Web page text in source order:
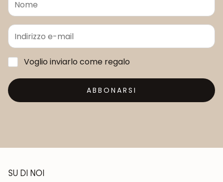
Voglio inviarlo come regalo
ABBONARSI
SU DI NOI